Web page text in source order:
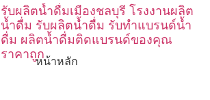
รับผลิตน้ำดื่มเมืองชลบุรี โรงงานผลิต
น้ำดื่ม รับผลิตน้ำดื่ม รับทำแบรนด์น้ำ
ดื่ม ผลิตน้ำดื่มติดแบรนด์ของคุณ
ราคาถูก
หน้าหลัก